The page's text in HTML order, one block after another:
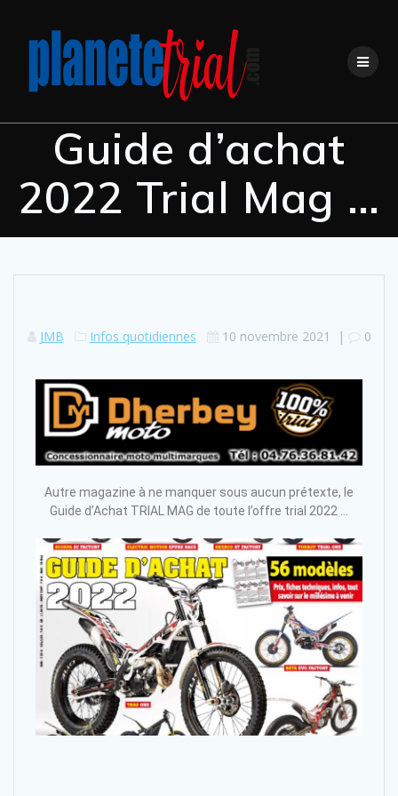
Guide d’achat
2022 Trial Mag …
JMB Infos quotidiennes 10 novembre 2021 | 0
Autre magazine à ne manquer sous aucun prétexte, le
Guide d’Achat TRIAL MAG de toute l’offre trial 2022 …